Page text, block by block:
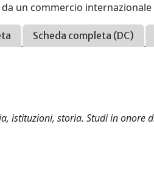
un commercio internazionale
Scheda completa (DC)
istituzioni, storia. Studi in onore